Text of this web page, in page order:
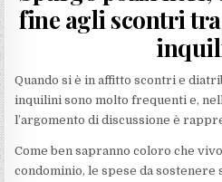
fine agli scontri
Quando si è in affitto scontri e
inquilini sono molto frequenti e,
l’argomento di discussione è
Come ben sapranno coloro che
condominio, le spese da sostenere